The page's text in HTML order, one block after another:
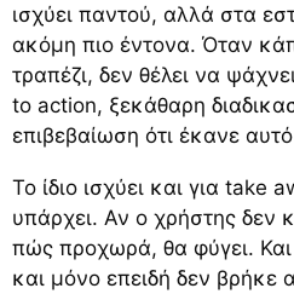
ισχύει παντού, αλλά στα
ακόμη πιο έντονα. Όταν
τραπέζι, δεν θέλει να
to action, ξεκάθαρη
επιβεβαίωση ότι έκανε
Το ίδιο ισχύει και για take
υπάρχει. Αν ο χρήστης δεν
πώς προχωρά, θα φύγει.
και μόνο επειδή δεν βρήκε